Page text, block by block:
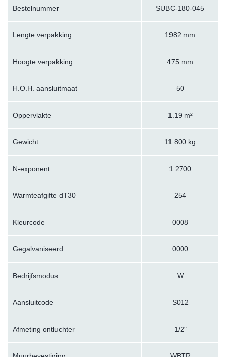
Bestelnummer SUBC-180-045
Lengte verpakking 1982 mm
Hoogte verpakking 475 mm
H.O.H. aansluitmaat 50
Oppervlakte 1.19 m²
Gewicht 11.800 kg
N-exponent 1.2700
Warmteafgifte dT30 254
Kleurcode 0008
Gegalvaniseerd 0000
Bedrijfsmodus W
Aansluitcode S012
Afmeting ontluchter 1/2"